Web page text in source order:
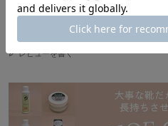
●カラー：ブラック(BL)、ブラウン(BR)
＞ サイズについて/靴の選び方
レビューを書く